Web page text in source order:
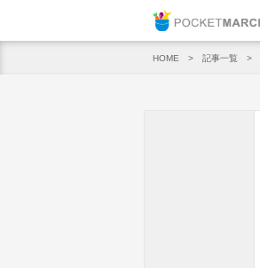
HOME 記事一覧